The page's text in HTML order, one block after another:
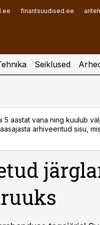
finantsuudised.ee
Seiklused
5 aastat vana ning kuulub
arhiveeritud sisu,